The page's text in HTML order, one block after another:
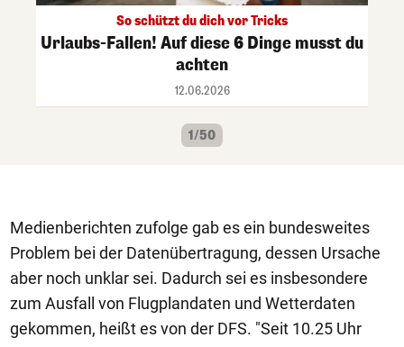
So schützt du dich vor Tricks
Urlaubs-Fallen! Auf diese 6 Dinge musst du
achten
12.06.2026
1/50
Medienberichten zufolge gab es ein bundesweites
Problem bei der Datenübertragung, dessen Ursache
aber noch unklar sei. Dadurch sei es insbesondere
zum Ausfall von Flugplandaten und Wetterdaten
gekommen, heißt es von der DFS. "Seit 10.25 Uhr